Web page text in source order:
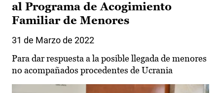
al Programa de Acogimiento
Familiar de Menores
31 de Marzo de 2022
Para dar respuesta a la posible llegada de menores
no acompañados procedentes de Ucrania